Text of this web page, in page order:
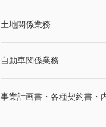
土地関係業務
自動車関係業務
事業計画書・各種契約書・